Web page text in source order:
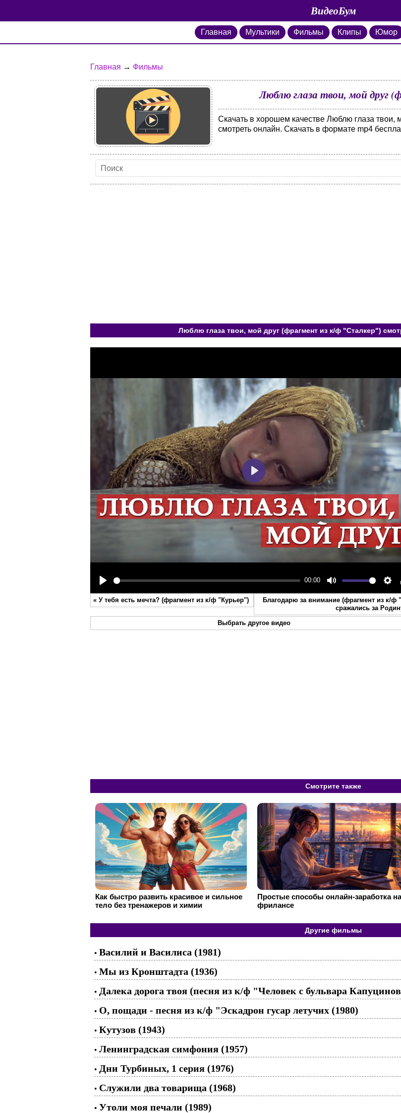
ВидеоБум
Главная Мультики Фильмы Клипы Юмор
Главная → Фильмы
Люблю глаза твои, мой друг
Скачать в хорошем качестве Люблю глаза твои,
смотреть онлайн. Скачать в формате mp4
Люблю глаза твои, мой друг (фрагмент из к/ф "Сталкер")
Play
00:00
Mute
Play
« У тебя есть мечта? (фрагмент из к/ф "Курьер")
Благодарю за внимание (фрагмент из к/ф
сражались за
Выбрать другое видео
Смотрите также
Как быстро развить красивое и сильное
тело без тренажеров и химии
Простые способы онлайн-заработка на
фрилансе
Другие фильмы
• Василий и Василиса (1981)
• Мы из Кронштадта (1936)
• Далека дорога твоя (песня из к/ф "Человек с бульвара
• О, пощади - песня из к/ф "Эскадрон гусар летучих (1980)
• Кутузов (1943)
• Ленинградская симфония (1957)
• Дни Турбиных, 1 серия (1976)
• Служили два товарища (1968)
• Утоли моя печали (1989)